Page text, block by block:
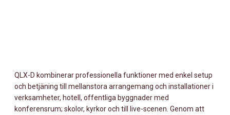
QLX-D kombinerar professionella funktioner med enkel setup
och betjäning till mellanstora arrangemang och installationer i
verksamheter, hotell, offentliga byggnader med
konferensrum; skolor, kyrkor och till live-scenen. Genom att